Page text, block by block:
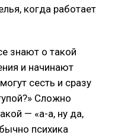
когда работает
знают о такой
и начинают
сесть и сразу
Сложно
— «а-а, ну да,
психика